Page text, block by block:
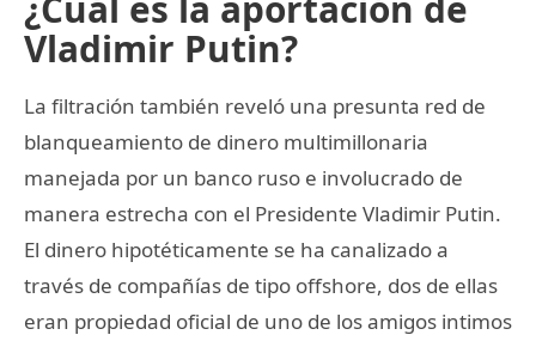
Vladimir Putin?
La filtración también reveló una presunta red de
blanqueamiento de dinero multimillonaria
manejada por un banco ruso e involucrado de
manera estrecha con el Presidente Vladimir Putin.
El dinero hipotéticamente se ha canalizado a
través de compañías de tipo offshore, dos de ellas
eran propiedad oficial de uno de los amigos intimos